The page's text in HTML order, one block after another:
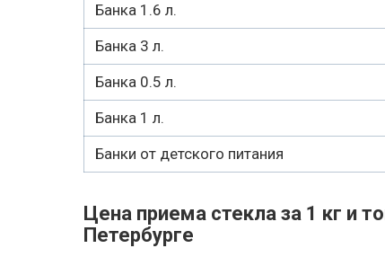
Банка 1.6 л.
Банка 3 л.
Банка 0.5 л.
Банка 1 л.
Банки от детского питания
Цена приема стекла за 1 кг и
Петербурге